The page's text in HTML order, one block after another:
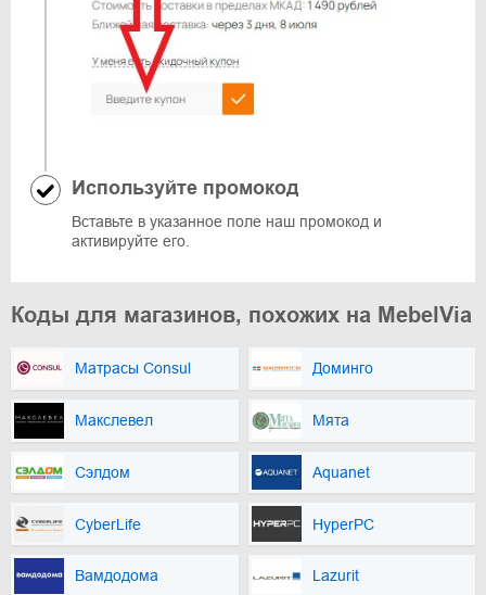
Используйте промокод
Вставьте в указанное поле наш промокод и
активируйте его.
Коды для магазинов, похожих на MebelVia
Матрасы Consul Доминго
Макслевел Мята
Сэлдом Aquanet
CyberLife HyperPC
Вамдодома Lazurit